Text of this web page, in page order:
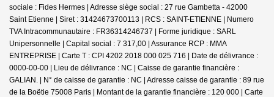
sociale : Fides Hermes | Adresse siège social : 27 rue Gambetta - 42000
Saint Etienne | Siret : 31424673700113 | RCS : SAINT-ETIENNE | Numero
TVA Intracommunautaire : FR36314246737 | Forme juridique : SARL
Unipersonnelle | Capital social : 7 317,00 | Assurance RCP : MMA
ENTREPRISE | Carte T : CPI 4202 2018 000 025 716 | Date de délivrance :
0000-00-00 | Lieu de délivrance : NC | Caisse de garantie financière :
GALIAN. | N° de caisse de garantie : NC | Adresse caisse de garantie : 89 rue
de la Boëtie 75008 Paris | Montant de la garantie financière : 120 000 | Carte